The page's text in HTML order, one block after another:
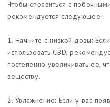
Чтобы справиться с
рекомендуется следующее:
1. Начните с низкой дозы:
использовать CBD,
постепенно увеличивать ее,
веществу.
2. Увлажнение: Если у вас